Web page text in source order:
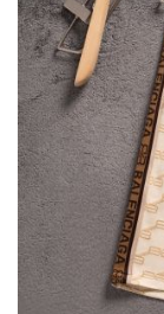
録
ー
管
理
ら
せ2026人気特集
バッグ
財布
時計
服
ズボン
衣装セット
靴
住まい用品
アクセサリー
ベルト
スカーフ
アイフォーンケ
ース
小物
最